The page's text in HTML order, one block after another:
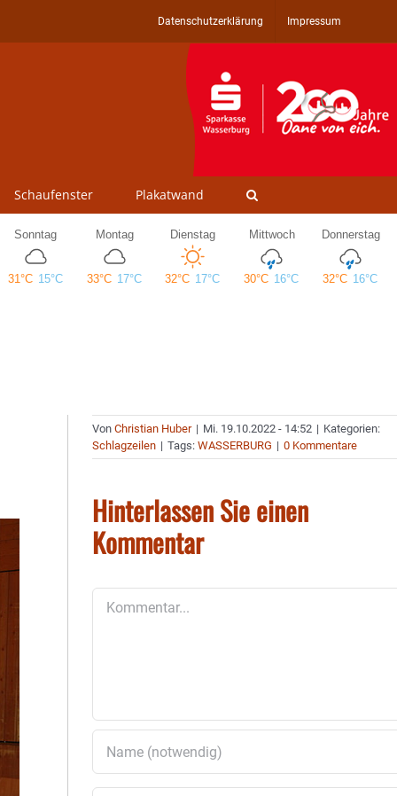
Datenschutzerklärung Impressum
Schaufenster Plakatwand
VonChristian Huber | Mi. 19.10.2022 - 14:52 | Kategorien:
Schlagzeilen | Tags:WASSERBURG | 0 Kommentare
Hinterlassen Sie einen
Kommentar